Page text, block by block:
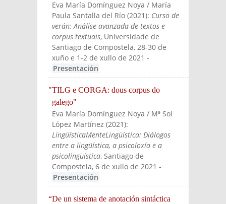
Eva María Domínguez Noya / María
Paula Santalla del Río (2021): Curso de
verán: Análise avanzada de textos e
corpus textuais, Universidade de
Santiago de Compostela, 28-30 de
xuño e 1-2 de xullo de 2021 -
Presentación
"TILG e CORGA: dous corpus do
galego"
Eva María Domínguez Noya / Mª Sol
López Martínez(2021):
LingüísticaMenteLingüística: Diálogos
entre a lingüística, a psicoloxía e a
psicolingüística, Santiago de
Compostela, 6 de xullo de 2021 -
Presentación
“De un sistema de anotación sintáctica